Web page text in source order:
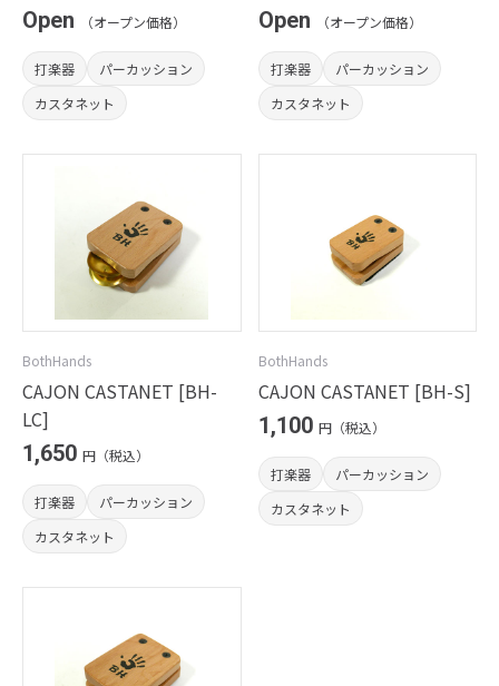
Open
（オープン価格）
打楽器
パーカッション
カスタネット
Open
（オープン価格）
打楽器
パーカッション
カスタネット
BothHands
CAJON CASTANET [BH-
LC]
1,650 円（税込）
打楽器
パーカッション
カスタネット
BothHands
CAJON CASTANET [BH-S]
1,100 円（税込）
打楽器
パーカッション
カスタネット